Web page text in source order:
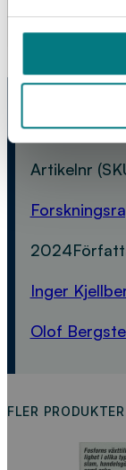
MER
Artikelnr
2024
Inger
Olof
FLER PRODUKTER